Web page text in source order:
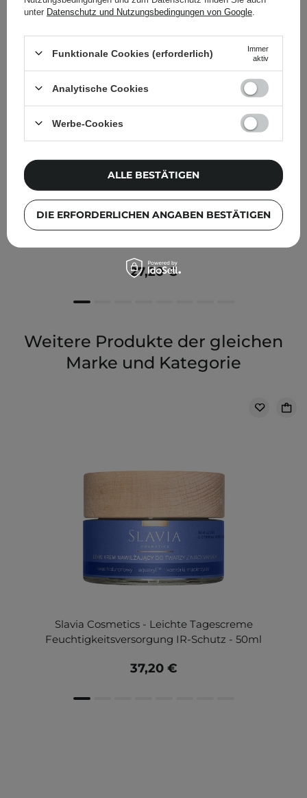
KOSMETOLOGE EMPFIEHLT
Purito Seoul - Wonder Releaf Centella Toner Unscented
- Unparfümiertes Gesichtswasser mit Centella Asiatica -
27,20 €
Weitere Produkte der gleichen
Marke und Kategorie
Slavia Cosmetics - Leichte Tagescreme
Feuchtigkeitsversorgung IR-Schutz - 50ml
37,20 €
unter Datenschutz und Nutzungsbedingungen von Google
Funktionale Cookies (erforderlich)
Immer
aktiv
Analytische Cookies
Werbe-Cookies
DIE ERFORDERLICHEN ANGABEN BESTÄTIGEN
ALLE BESTÄTIGEN